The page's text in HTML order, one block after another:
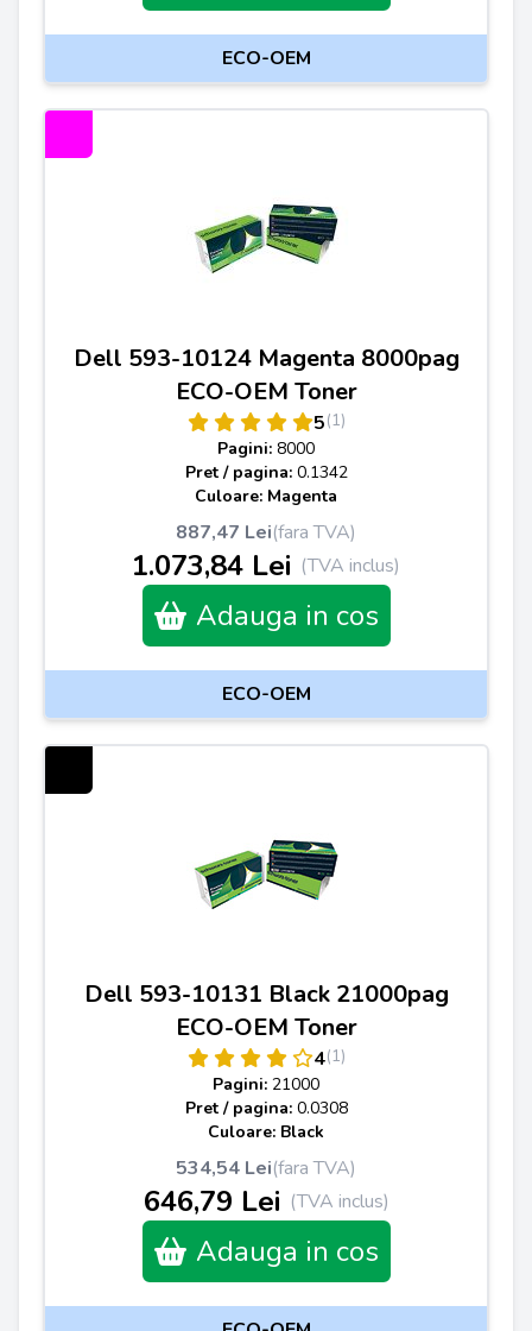
ECO-OEM
Dell 593-10124 Magenta 8000pag
ECO-OEM Toner
5(1)
Pagini: 8000
Pret / pagina: 0.1342
Culoare: Magenta
887,47 Lei(fara TVA)
1.073,84 Lei (TVA inclus)
Adauga in cos
ECO-OEM
Dell 593-10131 Black 21000pag
ECO-OEM Toner
4(1)
Pagini: 21000
Pret / pagina: 0.0308
Culoare: Black
534,54 Lei(fara TVA)
646,79 Lei (TVA inclus)
Adauga in cos